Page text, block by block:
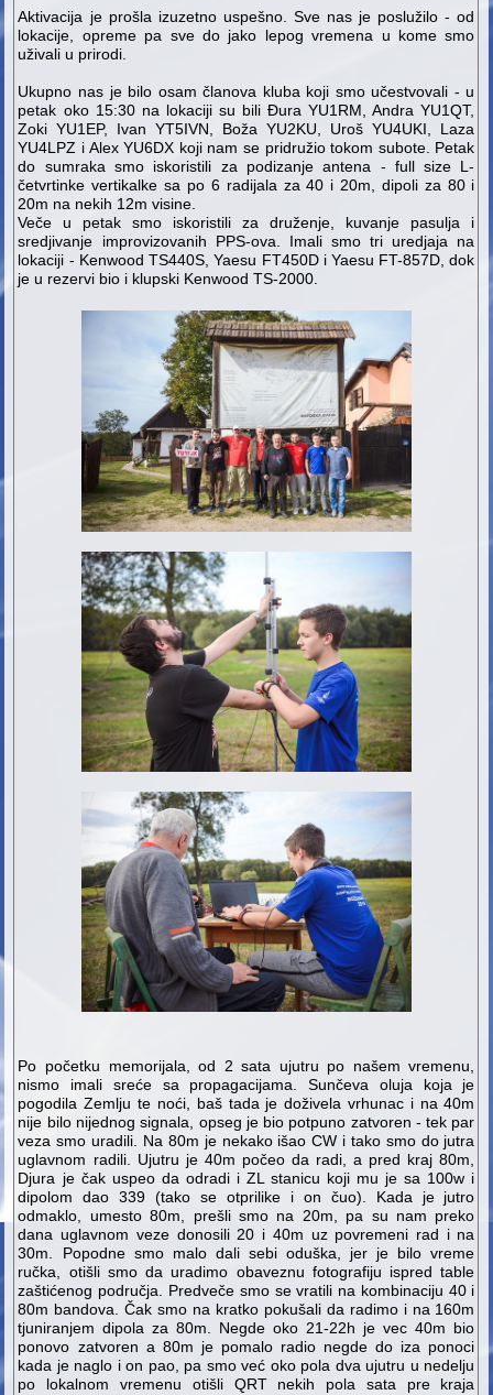
Aktivacija je prošla izuzetno uspešno. Sve nas je poslužilo - od
lokacije, opreme pa sve do jako lepog vremena u kome smo
uživali u prirodi.
Ukupno nas je bilo osam članova kluba koji smo učestvovali - u
petak oko 15:30 na lokaciji su bili Đura YU1RM, Andra YU1QT,
Zoki YU1EP, Ivan YT5IVN, Boža YU2KU, Uroš YU4UKI, Laza
YU4LPZ i Alex YU6DX koji nam se pridružio tokom subote. Petak
do sumraka smo iskoristili za podizanje antena - full size L-
četvrtinke vertikalke sa po 6 radijala za 40 i 20m, dipoli za 80 i
20m na nekih 12m visine.
Veče u petak smo iskoristili za druženje, kuvanje pasulja i
sredjivanje improvizovanih PPS-ova. Imali smo tri uredjaja na
lokaciji - Kenwood TS440S, Yaesu FT450D i Yaesu FT-857D, dok
je u rezervi bio i klupski Kenwood TS-2000.
Po početku memorijala, od 2 sata ujutru po našem vremenu,
nismo imali sreće sa propagacijama. Sunčeva oluja koja je
pogodila Zemlju te noći, baš tada je doživela vrhunac i na 40m
nije bilo nijednog signala, opseg je bio potpuno zatvoren - tek par
veza smo uradili. Na 80m je nekako išao CW i tako smo do jutra
uglavnom radili. Ujutru je 40m počeo da radi, a pred kraj 80m,
Djura je čak uspeo da odradi i ZL stanicu koji mu je sa 100w i
dipolom dao 339 (tako se otprilike i on čuo). Kada je jutro
odmaklo, umesto 80m, prešli smo na 20m, pa su nam preko
dana uglavnom veze donosili 20 i 40m uz povremeni rad i na
30m. Popodne smo malo dali sebi oduška, jer je bilo vreme
ručka, otišli smo da uradimo obaveznu fotografiju ispred table
zaštićenog područja. Predveče smo se vratili na kombinaciju 40 i
80m bandova. Čak smo na kratko pokušali da radimo i na 160m
tjuniranjem dipola za 80m. Negde oko 21-22h je vec 40m bio
ponovo zatvoren a 80m je pomalo radio negde do iza ponoci
kada je naglo i on pao, pa smo već oko pola dva ujutru u nedelju
po lokalnom vremenu otišli QRT nekih pola sata pre kraja